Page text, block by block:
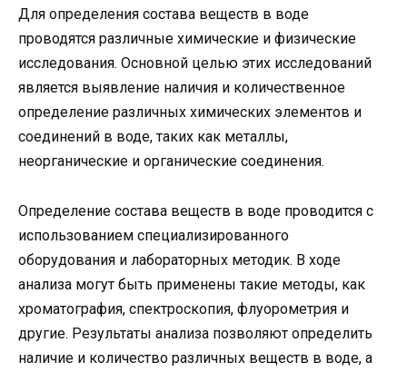
Для определения состава веществ в воде
проводятся различные химические и физические
исследования. Основной целью этих исследований
является выявление наличия и количественное
определение различных химических элементов и
соединений в воде, таких как металлы,
неорганические и органические соединения.
Определение состава веществ в воде проводится с
использованием специализированного
оборудования и лабораторных методик. В ходе
анализа могут быть применены такие методы, как
хроматография, спектроскопия, флуорометрия и
другие. Результаты анализа позволяют определить
наличие и количество различных веществ в воде, а